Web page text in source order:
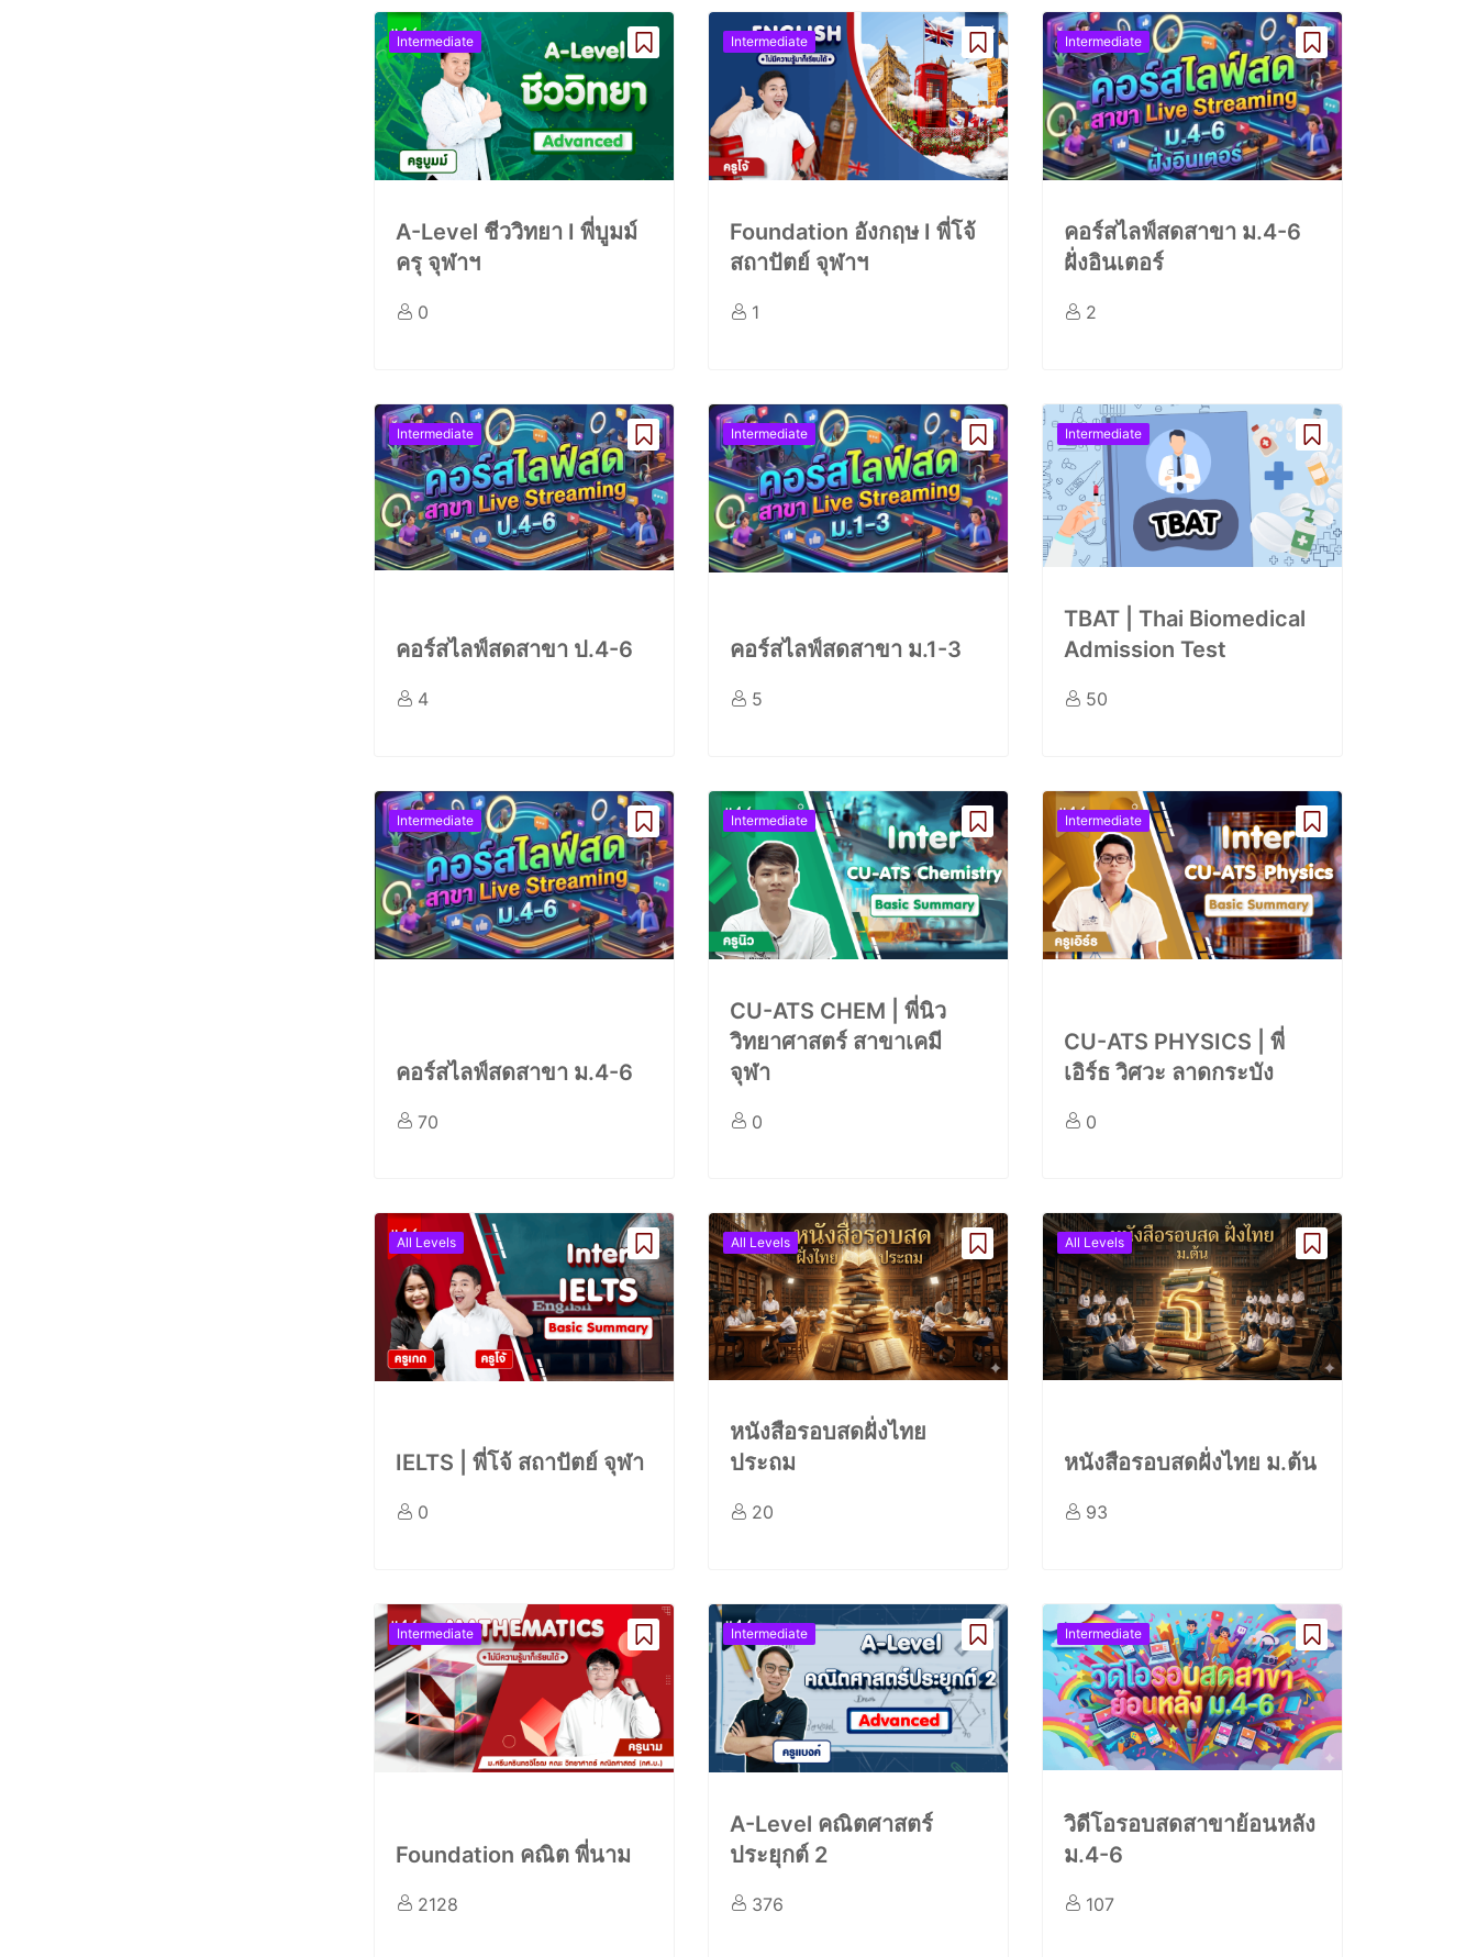
Intermediate
A-Level ชีววิทยา I พี่บูมม์
ครุ จุฬาฯ
0
Intermediate
Foundation อังกฤษ I พี่โจ้
สถาปัตย์ จุฬาฯ
1
Intermediate
คอร์สไลฟ์สดสาขา ม.4-6
ฝั่งอินเตอร์
2
Intermediate
คอร์สไลฟ์สดสาขา ป.4-6
4
Intermediate
คอร์สไลฟ์สดสาขา ม.1-3
5
Intermediate
TBAT | Thai Biomedical
Admission Test
50
Intermediate
คอร์สไลฟ์สดสาขา ม.4-6
70
Intermediate
CU-ATS CHEM | พี่นิว
วิทยาศาสตร์ สาขาเคมี
จุฬา
0
Intermediate
CU-ATS PHYSICS | พี่
เอิร์ธ วิศวะ ลาดกระบัง
0
All Levels
IELTS | พี่โจ้ สถาปัตย์ จุฬา
0
All Levels
หนังสือรอบสดฝั่งไทย
ประถม
20
All Levels
หนังสือรอบสดฝั่งไทย ม.ต้น
93
Intermediate
Foundation คณิต พี่นาม
2128
Intermediate
A-Level คณิตศาสตร์
ประยุกต์ 2
376
Intermediate
วิดีโอรอบสดสาขาย้อนหลัง
ม.4-6
107